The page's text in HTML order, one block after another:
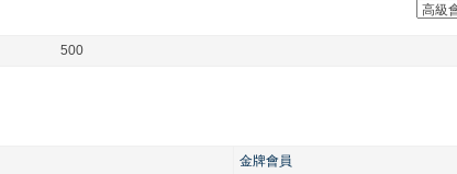
500
金牌會員